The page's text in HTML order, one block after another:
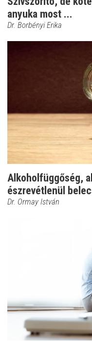
anyuka most ...
Dr. Borbényi Erika
Alkoholfüggőség,
észrevétlenül
Dr. Ormay István